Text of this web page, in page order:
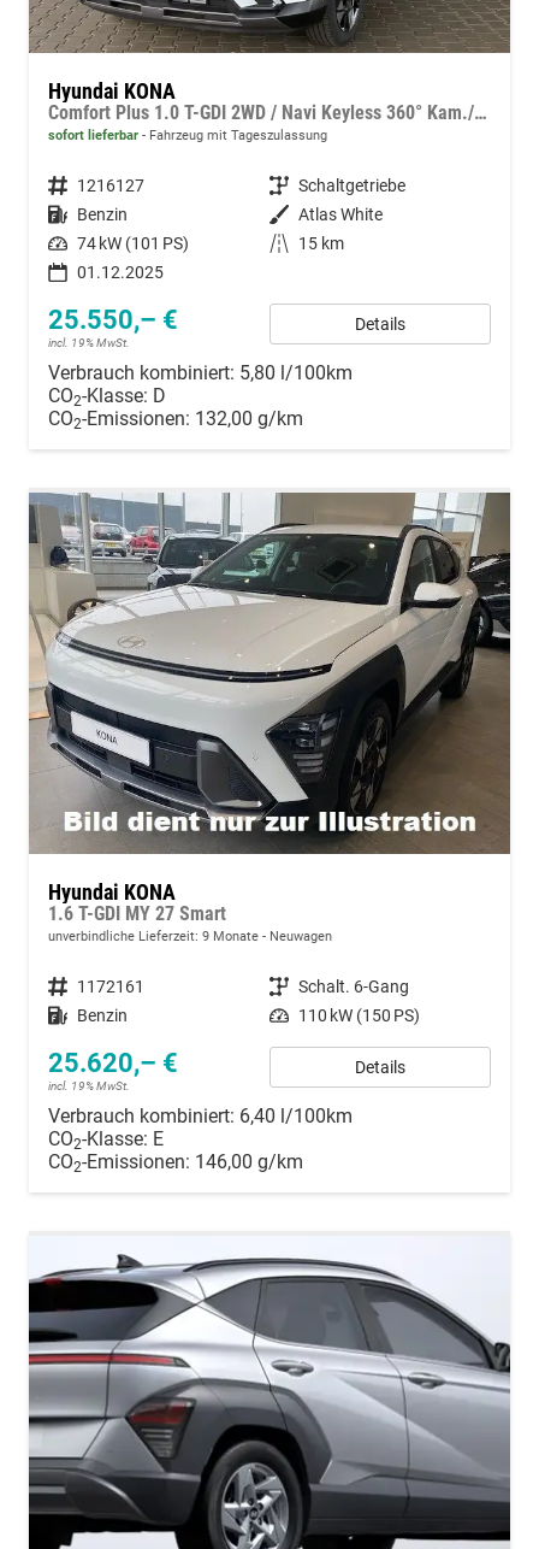
Hyundai KONA
Comfort Plus 1.0 T-GDI 2WD / Navi Keyless 360° Kam./ Sitz + Lenkradheiz. LED Alu 18"
sofort lieferbar Fahrzeug mit Tageszulassung
Fahrzeugnummer 1216127 Getriebe Schaltgetriebe
Kraftstoff Benzin Außenfarbe Atlas White
Leistung 74 kW (101 PS) Kilometerstand
15 km
01.12.2025
25.550,– €
incl. 19% MwSt.
Details
Verbrauch kombiniert: 5,80 l/100km
CO2-Klasse: D
CO2-Emissionen: 132,00 g/km
Hyundai KONA
1.6 T-GDI MY 27 Smart
unverbindliche Lieferzeit: 9 Monate Neuwagen
Fahrzeugnummer 1172161 Getriebe Schalt. 6-Gang
Kraftstoff Benzin Leistung 110 kW (150 PS)
25.620,– €
incl. 19% MwSt.
Details
Verbrauch kombiniert: 6,40 l/100km
CO2-Klasse: E
CO2-Emissionen: 146,00 g/km